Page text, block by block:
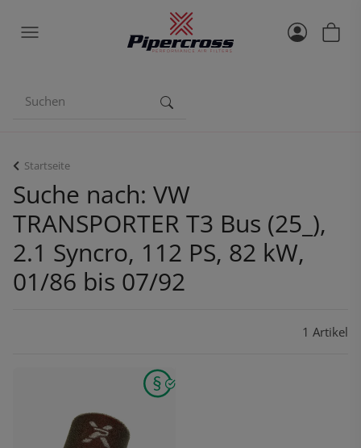
Startseite
Suche nach: VW
TRANSPORTER T3 Bus (25_),
2.1 Syncro, 112 PS, 82 kW,
01/86 bis 07/92
1 Artikel